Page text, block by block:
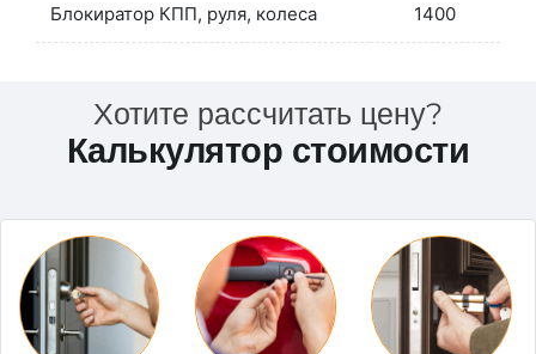
Блокиратор КПП, руля, колеса 1400
Хотите рассчитать цену?
Калькулятор стоимости